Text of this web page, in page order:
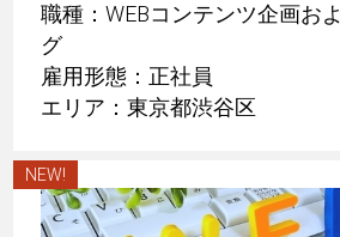
職種：WEBコンテンツ企画お
グ
雇用形態：正社員
エリア：東京都渋谷区
NEW!